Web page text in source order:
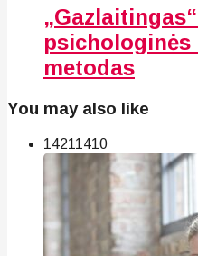
metodas
You may also like
14211410